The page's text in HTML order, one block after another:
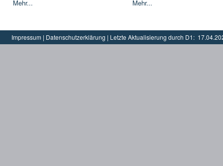
Mehr...
Mehr...
Impressum | Datenschutzerklärung | Letzte Aktualisierung durch D1: